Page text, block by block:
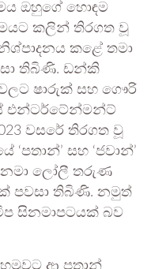
ඔහුගේ හොඳම
කලින් තිරගත වූ
කළේ තමා
තිබිණි. ඩන්කි
ෂාරුක් සහ ගෞරි
එන්ටර්ටේන්මන්ට්
වසරේ තිරගත වූ
සහ ‘ජවාන්’
ලෝලී තරුණ
පවසා තිබිණි. නමුත්
සිනමාපටයක් බව
හමුවට ආ පතාන්